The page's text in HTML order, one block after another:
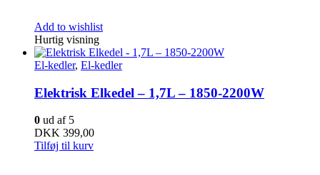
Add to wishlist
Hurtig visning
El-kedler, El-kedler
Elektrisk Elkedel – 1,7L – 1850-2200W
0 ud af 5
DKK 399,00
Tilføj til kurv